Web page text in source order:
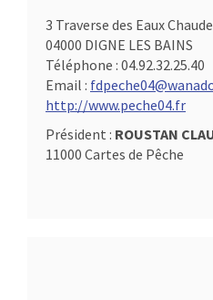
3 Traverse des Eaux
04000 DIGNE LES BAINS
Téléphone : 04.92.32.25.40
Email :
http://www.peche04.fr
Président : ROUSTAN
11000 Cartes de Pêche